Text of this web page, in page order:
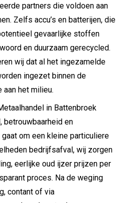
partners die voldoen aan
Zelfs accu’s en batterijen, die
gevaarlijke stoffen
en duurzaam gerecycled.
wij dat al het ingezamelde
ingezet binnen de
aan het milieu.
in Battenbroek
betrouwbaarheid en
om een kleine particuliere
bedrijfsafval, wij zorgen
eerlijke oud ijzer prijzen per
proces. Na de weging
contant of via